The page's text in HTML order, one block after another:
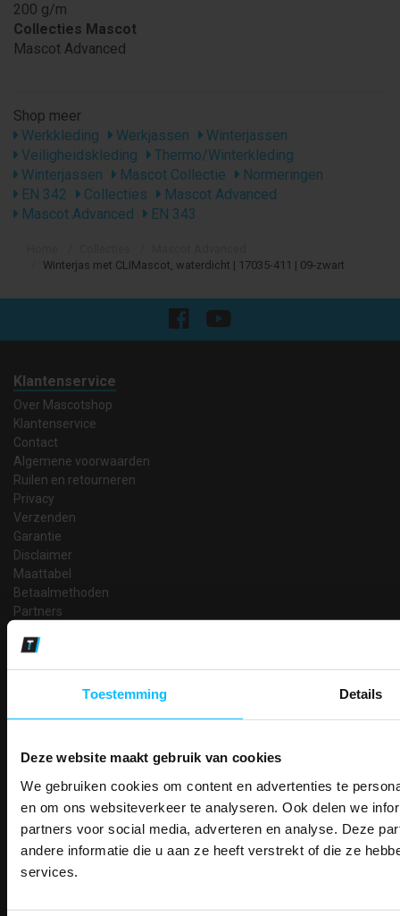
Toestemming Details
Deze website maakt gebruik van cookies
We gebruiken cookies om content en advertenties te
en om ons websiteverkeer te analyseren. Ook delen we
partners voor social media, adverteren en analyse. Deze
andere informatie die u aan ze heeft verstrekt of die ze
services.
200 g/m
Collecties Mascot
Mascot Advanced
Shop meer
Werkkleding
Werkjassen
Winterjassen
Veiligheidskleding
Thermo/Winterkleding
Winterjassen
Mascot Collectie
Normeringen
EN 342
Collecties
Mascot Advanced
Mascot Advanced
EN 343
Winterjas met CLIMascot, waterdicht | 17035-411 | 09-zwart
Klantenservice
Over Mascotshop
Klantenservice
Contact
Algemene voorwaarden
Ruilen en retourneren
Privacy
Verzenden
Garantie
Disclaimer
Maattabel
Betaalmethoden
Partners
Makkelijk shoppen
Gratis verzending in Nederland vanaf € 150,- excl. BTW
Bedruk- en borduurservice
14 Dagen tijd om te herroepen
Email
Inschrijven
ONTVANG
KORTING OP
PAK